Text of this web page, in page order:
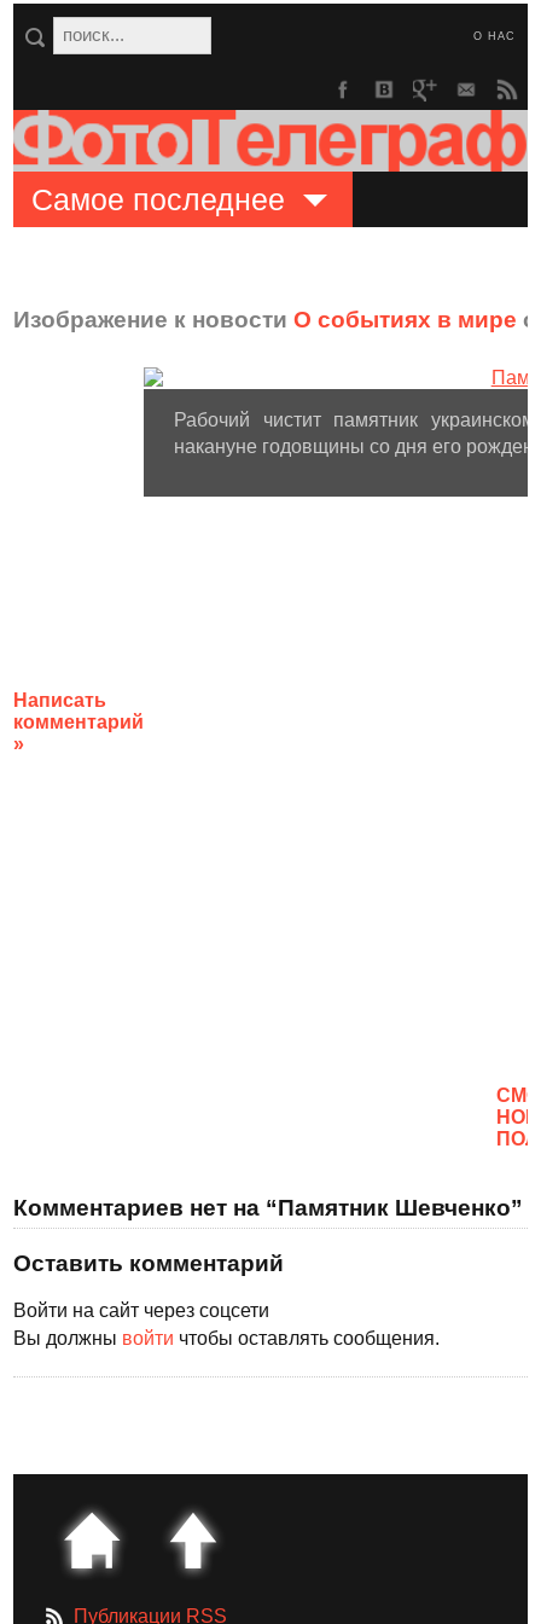
О НАС
Самое последнее
Изображение к новостиО событиях в мире
Написать
комментарий
»
Рабочий чистит памятник
накануне годовщины со дня его
Комментариев нет на “Памятник Шевченко”
Оставить комментарий
Войти на сайт через соцсети
Вы должны войти чтобы оставлять сообщения.
Публикации RSS